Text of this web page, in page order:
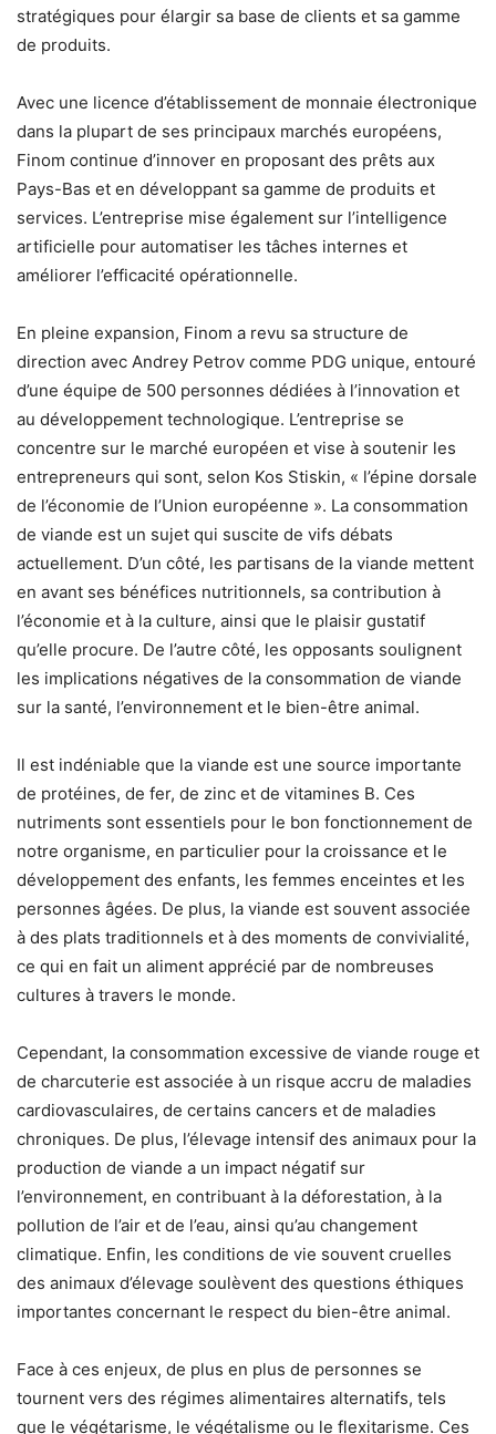
stratégiques pour élargir sa base de clients et sa gamme
de produits.
Avec une licence d’établissement de monnaie électronique
dans la plupart de ses principaux marchés européens,
Finom continue d’innover en proposant des prêts aux
Pays-Bas et en développant sa gamme de produits et
services. L’entreprise mise également sur l’intelligence
artificielle pour automatiser les tâches internes et
améliorer l’efficacité opérationnelle.
En pleine expansion, Finom a revu sa structure de
direction avec Andrey Petrov comme PDG unique, entouré
d’une équipe de 500 personnes dédiées à l’innovation et
au développement technologique. L’entreprise se
concentre sur le marché européen et vise à soutenir les
entrepreneurs qui sont, selon Kos Stiskin, « l’épine dorsale
de l’économie de l’Union européenne ». La consommation
de viande est un sujet qui suscite de vifs débats
actuellement. D’un côté, les partisans de la viande mettent
en avant ses bénéfices nutritionnels, sa contribution à
l’économie et à la culture, ainsi que le plaisir gustatif
qu’elle procure. De l’autre côté, les opposants soulignent
les implications négatives de la consommation de viande
sur la santé, l’environnement et le bien-être animal.
Il est indéniable que la viande est une source importante
de protéines, de fer, de zinc et de vitamines B. Ces
nutriments sont essentiels pour le bon fonctionnement de
notre organisme, en particulier pour la croissance et le
développement des enfants, les femmes enceintes et les
personnes âgées. De plus, la viande est souvent associée
à des plats traditionnels et à des moments de convivialité,
ce qui en fait un aliment apprécié par de nombreuses
cultures à travers le monde.
Cependant, la consommation excessive de viande rouge et
de charcuterie est associée à un risque accru de maladies
cardiovasculaires, de certains cancers et de maladies
chroniques. De plus, l’élevage intensif des animaux pour la
production de viande a un impact négatif sur
l’environnement, en contribuant à la déforestation, à la
pollution de l’air et de l’eau, ainsi qu’au changement
climatique. Enfin, les conditions de vie souvent cruelles
des animaux d’élevage soulèvent des questions éthiques
importantes concernant le respect du bien-être animal.
Face à ces enjeux, de plus en plus de personnes se
tournent vers des régimes alimentaires alternatifs, tels
que le végétarisme, le végétalisme ou le flexitarisme. Ces